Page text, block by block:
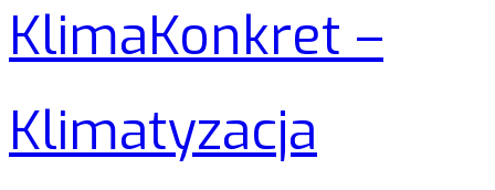
KlimaKonkret –
Klimatyzacja